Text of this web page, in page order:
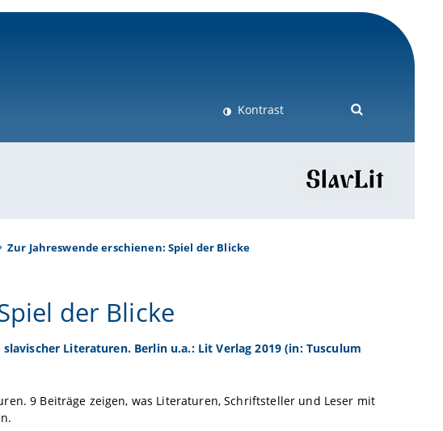
Kontrast
Zur Jahreswende erschienen: Spiel der Blicke
der Blicke
Literaturen. Berlin u.a.: Lit Verlag 2019 (in: Tusculum
9 Beiträge zeigen, was Literaturen, Schriftsteller und Leser mit